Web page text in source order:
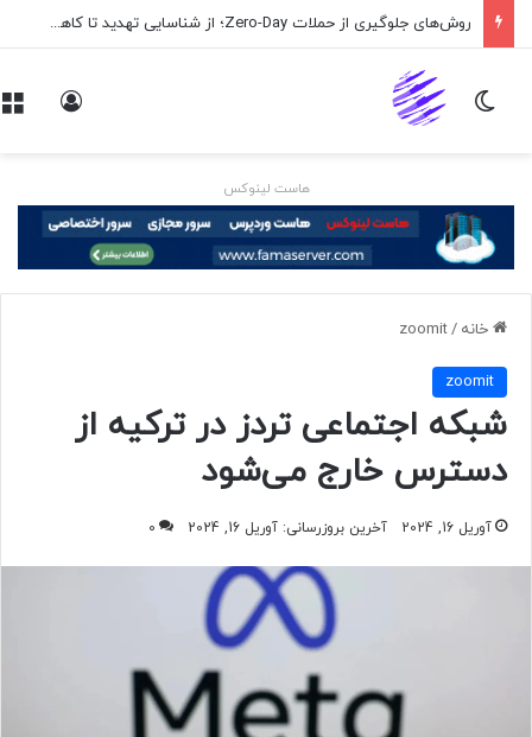
روش‌های جلوگیری از حملات Zero-Day؛ از شناسایی تهدید تا کاهش ریسک
تغییر پوسته
هاست لینوکس
خانه /
zoomit
zoomit
شبکه اجتماعی تردز در ترکیه از
دسترس خارج می‌شود
آوریل 16, 2024 آخرین بروزرسانی: آوریل 16, 2024 0